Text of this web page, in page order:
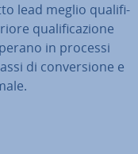
lead meglio qua­li­fi­
qua­li­fi­ca­zio­ne
in processi
di con­ver­sio­ne e